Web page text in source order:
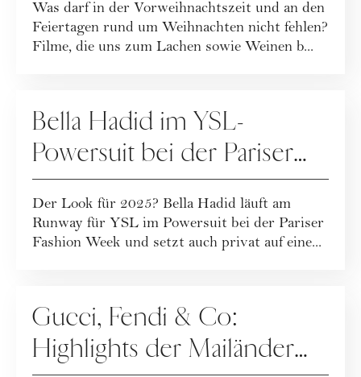
Was darf in der Vorweihnachtszeit und an den
Feiertagen rund um Weihnachten nicht fehlen?
Filme, die uns zum Lachen sowie Weinen b...
Bella Hadid im YSL-
Powersuit bei der Pariser
Fashion Week
Der Look für 2025? Bella Hadid läuft am
Runway für YSL im Powersuit bei der Pariser
Fashion Week und setzt auch privat auf eine...
Gucci, Fendi & Co:
Highlights der Mailänder